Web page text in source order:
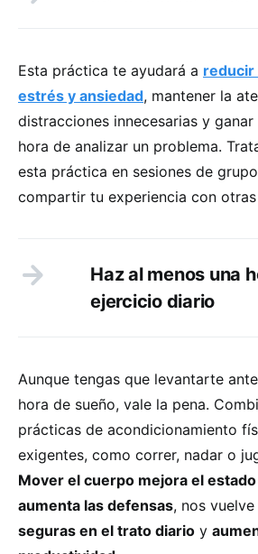
Esta práctica te ayudará a reducir
estrés y ansiedad, mantener la
distracciones innecesarias y
hora de analizar un problema.
esta práctica en sesiones de
compartir tu experiencia con otras
Haz al menos una
ejercicio diario
Aunque tengas que levantarte
hora de sueño, vale la pena.
prácticas de acondicionamiento
exigentes, como correr, nadar o
Mover el cuerpo mejora el
aumenta las defensas, nos vuelve
seguras en el trato diario y